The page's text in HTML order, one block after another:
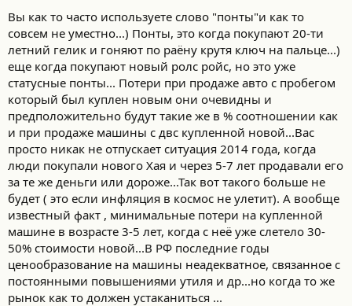
Вы как то часто используете слово "понты"и как то
совсем не уместно...) Понты, это когда покупают 20-ти
летний гелик и гоняют по раёну крутя ключ на пальце...)
еще когда покупают новый ролс ройс, но это уже
статусные понты... Потери при продаже авто с пробегом
который был куплен новым они очевидны и
предположительно будут такие же в % соотношении как
и при продаже машины с двс купленной новой...Вас
просто никак не отпускает ситуация 2014 года, когда
люди покупали нового Хая и через 5-7 лет продавали его
за те же деньги или дороже...Так вот такого больше не
будет ( это если инфляция в космос не улетит). А вообще
известный факт , минимальные потери на купленной
машине в возрасте 3-5 лет, когда с неё уже слетело 30-
50% стоимости новой...В РФ последние годы
ценообразование на машины неадекватное, связанное с
постоянными повышениями утиля и др...но когда то же
рынок как то должен устаканиться ...